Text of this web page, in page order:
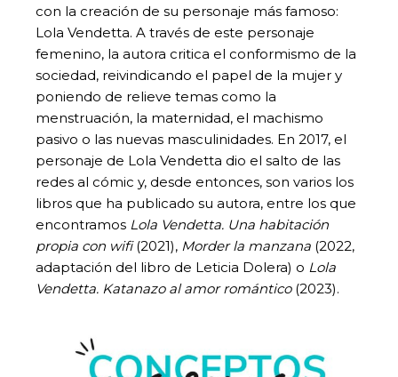
con la creación de su personaje más famoso:
Lola Vendetta. A través de este personaje
femenino, la autora critica el conformismo de la
sociedad, reivindicando el papel de la mujer y
poniendo de relieve temas como la
menstruación, la maternidad, el machismo
pasivo o las nuevas masculinidades. En 2017, el
personaje de Lola Vendetta dio el salto de las
redes al cómic y, desde entonces, son varios los
libros que ha publicado su autora, entre los que
encontramos Lola Vendetta. Una habitación
propia con wifi(2021), Morder la manzana (2022,
adaptación del libro de Leticia Dolera) o Lola
Vendetta. Katanazo al amor romántico(2023).